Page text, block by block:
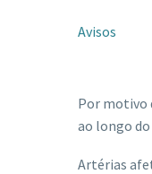
Avisos
Por motivo
ao longo do
Artérias